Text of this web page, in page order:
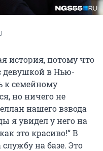
история, потому что
девушкой в Нью-
к семейному
но ничего не
нашего взвода
я увидел у него на
это красиво!“ В
на базе. Это